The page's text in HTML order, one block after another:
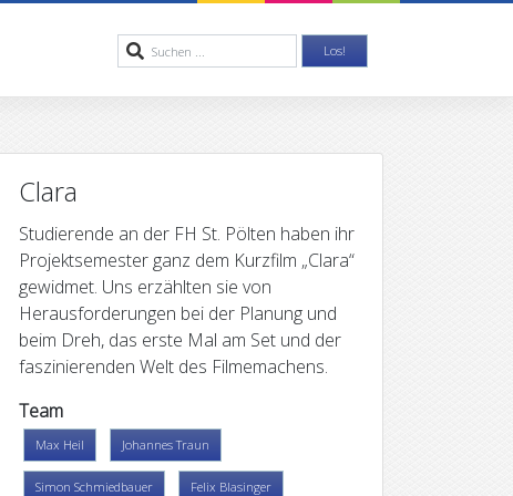
Clara
Studierende an der FH St. Pölten haben ihr
Projektsemester ganz dem Kurzfilm „Clara“
gewidmet. Uns erzählten sie von
Herausforderungen bei der Planung und
beim Dreh, das erste Mal am Set und der
faszinierenden Welt des Filmemachens.
Team
Max Heil Johannes Traun
Simon Schmiedbauer Felix Blasinger